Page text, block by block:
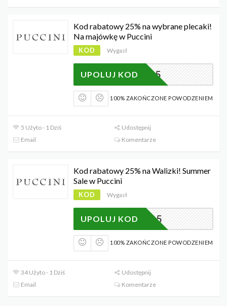
Kod rabatowy 25% na wybrane plecaki!
Na majówkę w Puccini
KOD Wygasł
MAY25
UPOLUJ KOD
100% ZAKOŃCZONE POWODZENIEM
5 Użyto - 1 Dziś
Udostępnij
Email
Komentarze
Kod rabatowy 25% na Walizki! Summer
Sale w Puccini
KOD Wygasł
SALE25
UPOLUJ KOD
100% ZAKOŃCZONE POWODZENIEM
34 Użyto - 1 Dziś
Udostępnij
Email
Komentarze